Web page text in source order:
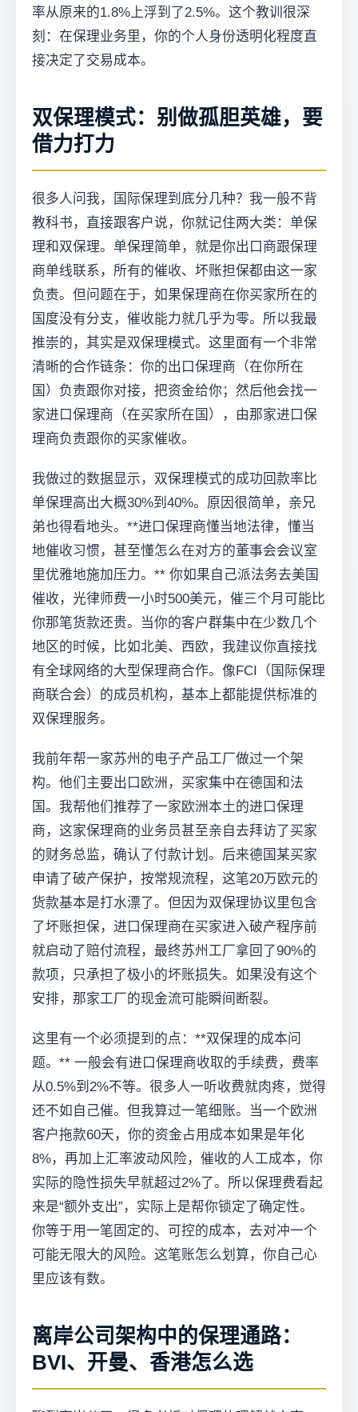
率从原来的1.8%上浮到了2.5%。这个教训很深
刻：在保理业务里，你的个人身份透明化程度直
接决定了交易成本。
双保理模式：别做孤胆英雄，要
借力打力
很多人问我，国际保理到底分几种？我一般不背
教科书，直接跟客户说，你就记住两大类：单保
理和双保理。单保理简单，就是你出口商跟保理
商单线联系，所有的催收、坏账担保都由这一家
负责。但问题在于，如果保理商在你买家所在的
国度没有分支，催收能力就几乎为零。所以我最
推崇的，其实是双保理模式。这里面有一个非常
清晰的合作链条：你的出口保理商（在你所在
国）负责跟你对接，把资金给你；然后他会找一
家进口保理商（在买家所在国），由那家进口保
理商负责跟你的买家催收。
我做过的数据显示，双保理模式的成功回款率比
单保理高出大概30%到40%。原因很简单，亲兄
弟也得看地头。**进口保理商懂当地法律，懂当
地催收习惯，甚至懂怎么在对方的董事会会议室
里优雅地施加压力。** 你如果自己派法务去美国
催收，光律师费一小时500美元，催三个月可能比
你那笔货款还贵。当你的客户群集中在少数几个
地区的时候，比如北美、西欧，我建议你直接找
有全球网络的大型保理商合作。像FCI（国际保理
商联合会）的成员机构，基本上都能提供标准的
双保理服务。
我前年帮一家苏州的电子产品工厂做过一个架
构。他们主要出口欧洲，买家集中在德国和法
国。我帮他们推荐了一家欧洲本土的进口保理
商，这家保理商的业务员甚至亲自去拜访了买家
的财务总监，确认了付款计划。后来德国某买家
申请了破产保护，按常规流程，这笔20万欧元的
货款基本是打水漂了。但因为双保理协议里包含
了坏账担保，进口保理商在买家进入破产程序前
就启动了赔付流程，最终苏州工厂拿回了90%的
款项，只承担了极小的坏账损失。如果没有这个
安排，那家工厂的现金流可能瞬间断裂。
这里有一个必须提到的点：**双保理的成本问
题。** 一般会有进口保理商收取的手续费，费率
从0.5%到2%不等。很多人一听收费就肉疼，觉得
还不如自己催。但我算过一笔细账。当一个欧洲
客户拖款60天，你的资金占用成本如果是年化
8%，再加上汇率波动风险，催收的人工成本，你
实际的隐性损失早就超过2%了。所以保理费看起
来是“额外支出”，实际上是帮你锁定了确定性。
你等于用一笔固定的、可控的成本，去对冲一个
可能无限大的风险。这笔账怎么划算，你自己心
里应该有数。
离岸公司架构中的保理通路：
BVI、开曼、香港怎么选